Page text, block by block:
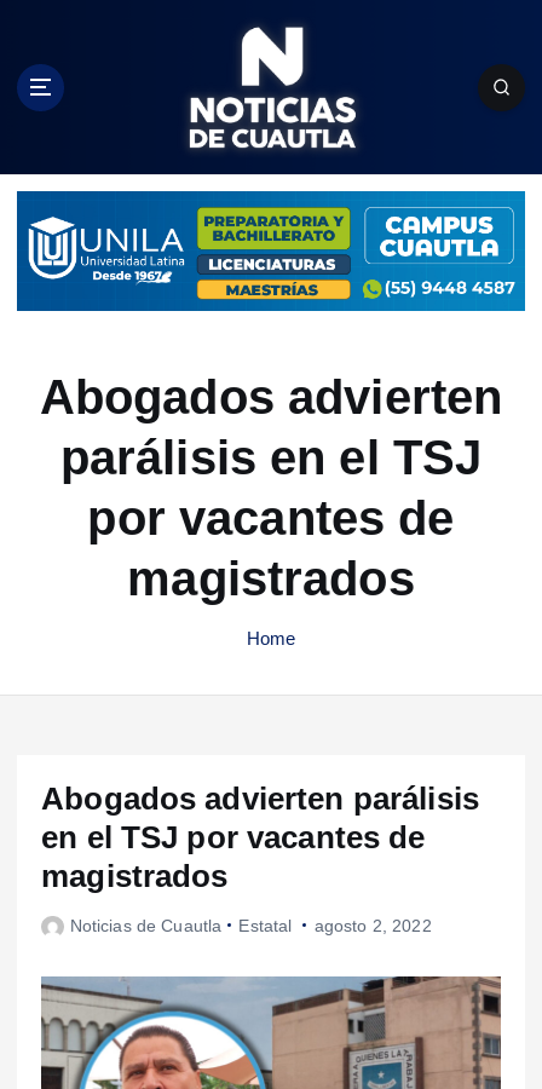
c
Abogados advierten
parálisis en el TSJ
por vacantes de
magistrados
Home
Abogados advierten parálisis
en el TSJ por vacantes de
magistrados
Noticias de Cuautla Estatal agosto 2, 2022